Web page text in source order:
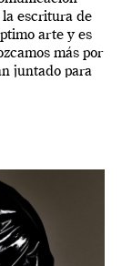
escritura de
arte y es
más por
juntado para